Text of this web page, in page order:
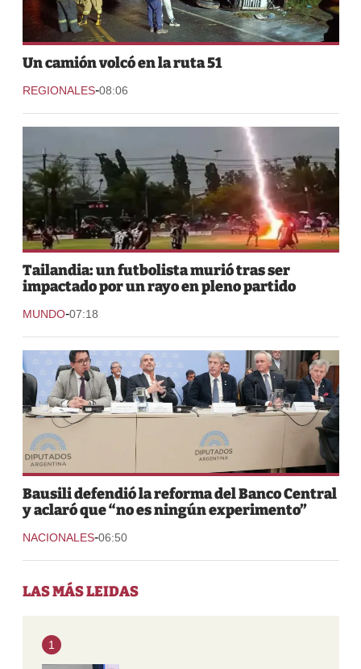
Un camión volcó en la ruta 51
REGIONALES-08:06
Tailandia: un futbolista murió tras ser
impactado por un rayo en pleno partido
MUNDO-07:18
Bausili defendió la reforma del Banco Central
y aclaró que “no es ningún experimento”
NACIONALES-06:50
LAS MÁS LEIDAS
1